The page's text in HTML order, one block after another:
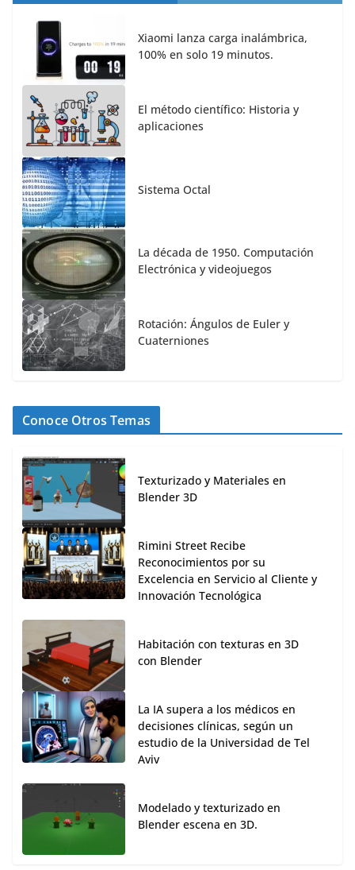
Xiaomi lanza carga inalámbrica,
100% en solo 19 minutos.
El método científico: Historia y
aplicaciones
Sistema Octal
La década de 1950. Computación
Electrónica y videojuegos
Rotación: Ángulos de Euler y
Cuaterniones
Conoce Otros Temas
Texturizado y Materiales en
Blender 3D
Rimini Street Recibe
Reconocimientos por su
Excelencia en Servicio al Cliente y
Innovación Tecnológica
Habitación con texturas en 3D
con Blender
La IA supera a los médicos en
decisiones clínicas, según un
estudio de la Universidad de Tel
Aviv
Modelado y texturizado en
Blender escena en 3D.